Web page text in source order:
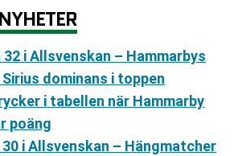
32 i Allsvenskan – Hammarbys
dominans i toppen
i tabellen när Hammarby
poäng
i Allsvenskan – Hängmatcher